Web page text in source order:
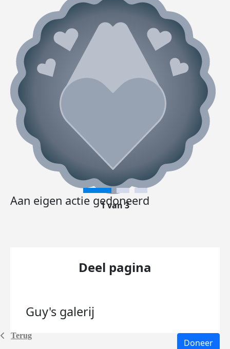
Terug
Aan eigen actie gedoneerd
1 van 3
Deel pagina
Guy's galerij
Doneer